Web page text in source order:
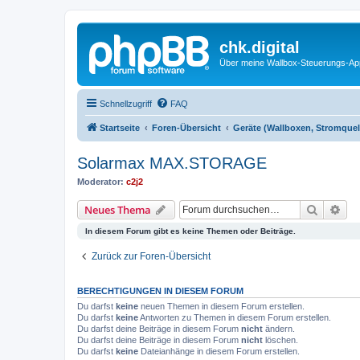
chk.digital
Über meine Wallbox-Steuerungs-
Schnellzugriff FAQ
Startseite Foren-Übersicht Geräte (Wallboxen,
Solarmax MAX.STORAGE
Moderator: c2j2
Neues Thema Suche
In diesem Forum gibt es keine Themen oder Beiträge.
Zurück zur Foren-Übersicht
BERECHTIGUNGEN IN DIESEM FORUM
Du darfst keine neuen Themen in diesem Forum erstellen.
Du darfst keineAntworten zu Themen in diesem Forum erstellen.
Du darfst deine Beiträge in diesem Forum nicht ändern.
Du darfst deine Beiträge in diesem Forum nicht löschen.
Du darfst keine Dateianhänge in diesem Forum erstellen.